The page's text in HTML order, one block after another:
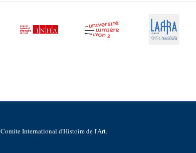
Comite International d'Histoire de I'Art.